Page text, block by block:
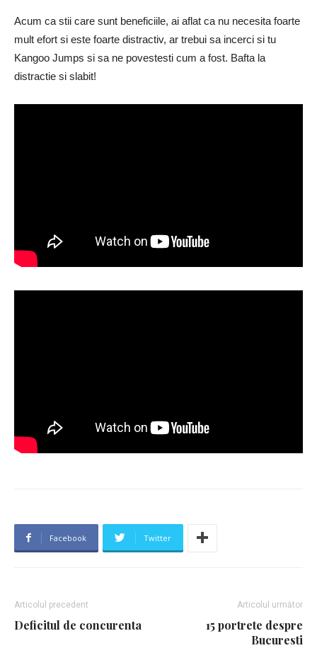
Acum ca stii care sunt beneficiile, ai aflat ca nu necesita foarte
mult efort si este foarte distractiv, ar trebui sa incerci si tu
Kangoo Jumps si sa ne povestesti cum a fost. Bafta la
distractie si slabit!
Facebook Twitter
Articolul precedent
Deficitul de concurenta
Articolul următor
15 portrete despre
Bucuresti